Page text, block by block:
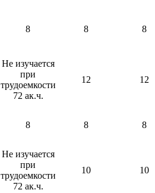
8 8 8
Не изучается
при
трудоемкости
72 ак.ч.
12 12
8 8 8
Не изучается
при
трудоемкости
72 ак.ч.
10 10